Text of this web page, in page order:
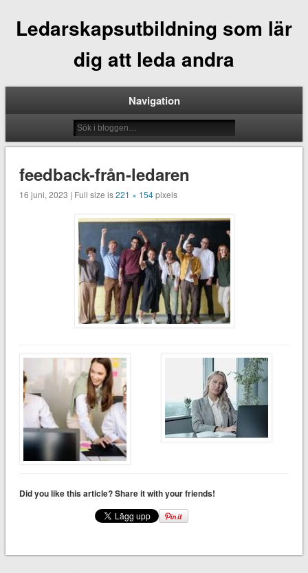
Ledarskapsutbildning som lär
dig att leda andra
Navigation
feedback-från-ledaren
16 juni, 2023 | Full size is221 × 154pixels
Did you like this article? Share it with your friends!